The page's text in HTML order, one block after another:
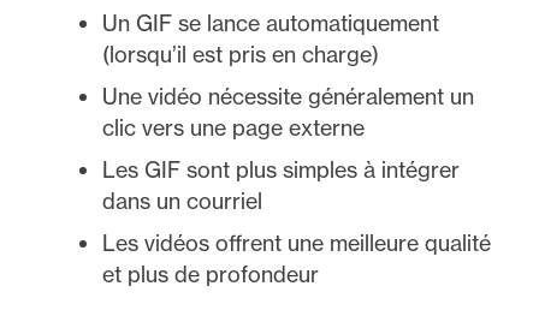
Un GIF se lance automatiquement
(lorsqu’il est pris en charge)
Une vidéo nécessite généralement un
clic vers une page externe
Les GIF sont plus simples à intégrer
dans un courriel
Les vidéos offrent une meilleure qualité
et plus de profondeur